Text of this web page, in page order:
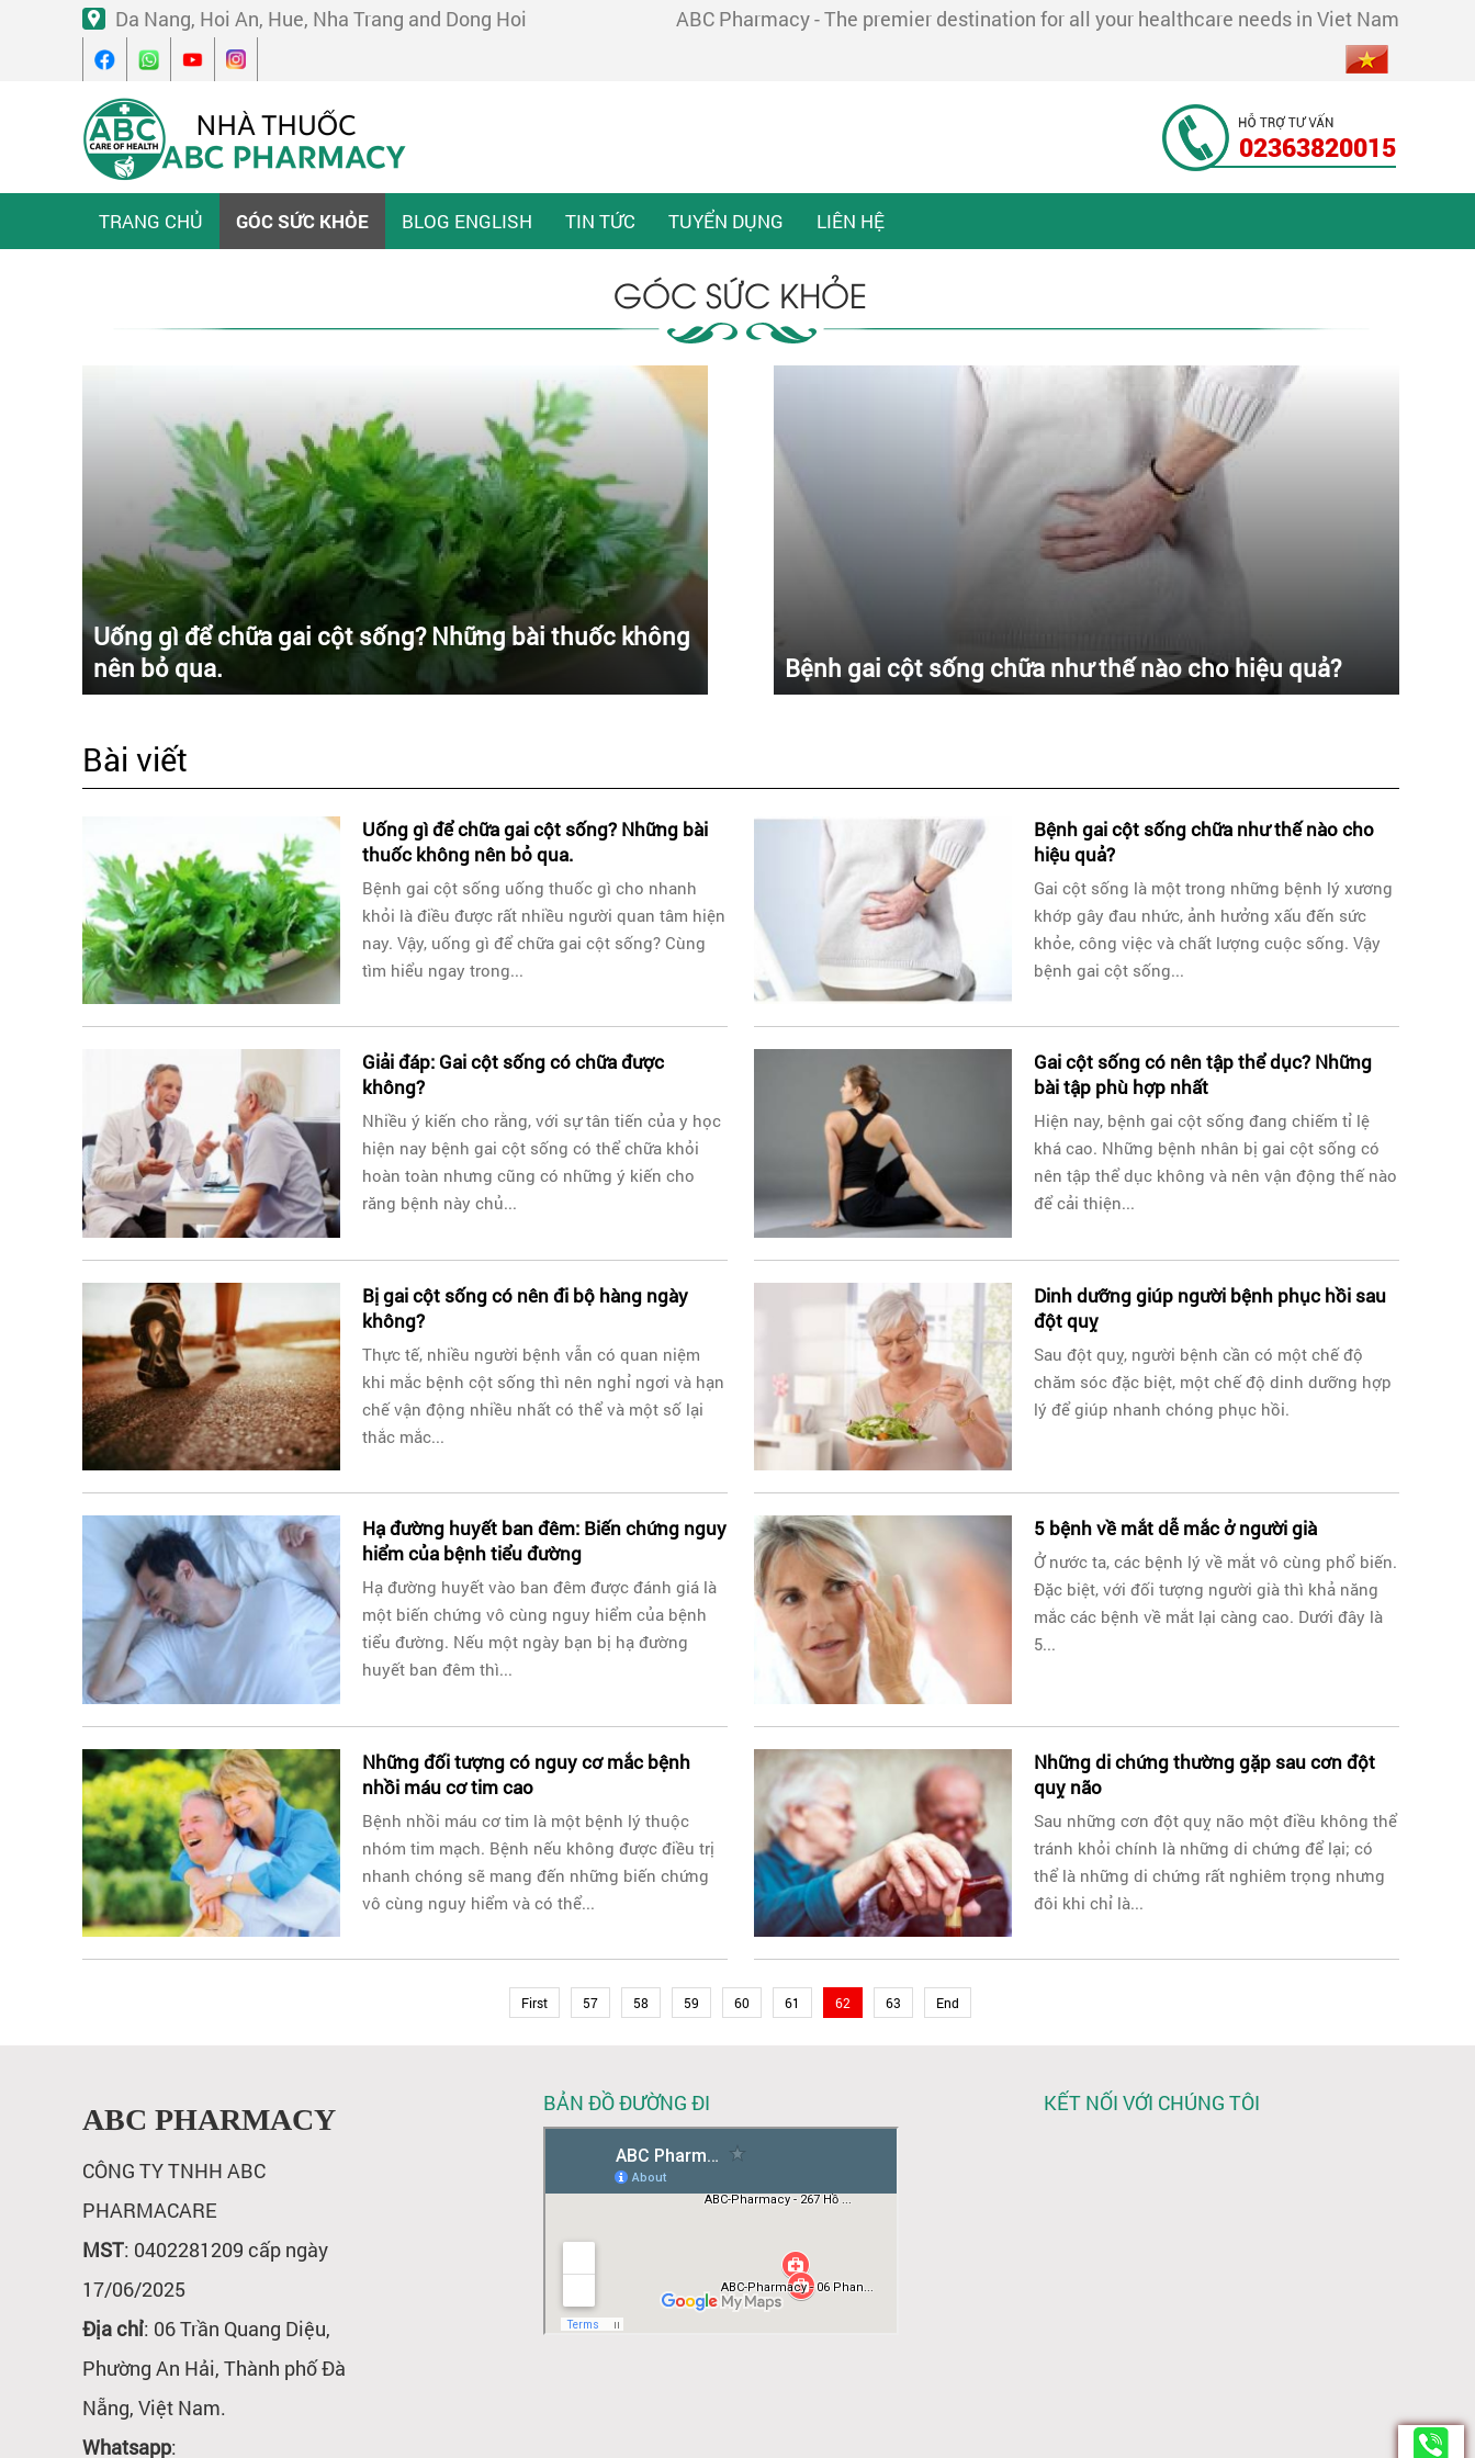
Da Nang, Hoi An, Hue, Nha Trang and Dong Hoi ABC Pharmacy - The premier destination for all your healthcare needs in Viet Nam
02363820015
TRANG CHỦ GÓC SỨC KHỎE BLOG ENGLISH TIN TỨC TUYỂN DỤNG LIÊN HỆ
GÓC SỨC KHỎE
Uống gì để chữa gai cột sống? Những bài thuốc không
nên bỏ qua.
Bệnh gai cột sống chữa như thế nào cho hiệu quả?
Bài viết
Uống gì để chữa gai cột sống? Những bài
thuốc không nên bỏ qua.
Bệnh gai cột sống uống thuốc gì cho nhanh
khỏi là điều được rất nhiều người quan tâm hiện
nay. Vậy, uống gì để chữa gai cột sống? Cùng
tìm hiểu ngay trong...
Bệnh gai cột sống chữa như thế nào cho
hiệu quả?
Gai cột sống là một trong những bệnh lý xương
khớp gây đau nhức, ảnh hưởng xấu đến sức
khỏe, công việc và chất lượng cuộc sống. Vậy
bệnh gai cột sống...
Giải đáp: Gai cột sống có chữa được
không?
Nhiều ý kiến cho rằng, với sự tân tiến của y học
hiện nay bệnh gai cột sống có thể chữa khỏi
hoàn toàn nhưng cũng có những ý kiến cho
răng bệnh này chủ...
Gai cột sống có nên tập thể dục? Những
bài tập phù hợp nhất
Hiện nay, bệnh gai cột sống đang chiếm tỉ lệ
khá cao. Những bệnh nhân bị gai cột sống có
nên tập thể dục không và nên vận động thế nào
để cải thiện...
Bị gai cột sống có nên đi bộ hàng ngày
không?
Thực tế, nhiều người bệnh vẫn có quan niệm
khi mắc bệnh cột sống thì nên nghỉ ngơi và hạn
chế vận động nhiều nhất có thể và một số lại
thắc mắc...
Dinh dưỡng giúp người bệnh phục hồi sau
đột quỵ
Sau đột quỵ, người bệnh cần có một chế độ
chăm sóc đặc biệt, một chế độ dinh dưỡng hợp
lý để giúp nhanh chóng phục hồi.
Hạ đường huyết ban đêm: Biến chứng nguy
hiểm của bệnh tiểu đường
Hạ đường huyết vào ban đêm được đánh giá là
một biến chứng vô cùng nguy hiểm của bệnh
tiểu đường. Nếu một ngày bạn bị hạ đường
huyết ban đêm thì...
5 bệnh về mắt dễ mắc ở người già
Ở nước ta, các bệnh lý về mắt vô cùng phổ biến.
Đặc biệt, với đối tượng người già thì khả năng
mắc các bệnh về mắt lại càng cao. Dưới đây là
5...
Những đối tượng có nguy cơ mắc bệnh
nhồi máu cơ tim cao
Bệnh nhồi máu cơ tim là một bệnh lý thuộc
nhóm tim mạch. Bệnh nếu không được điều trị
nhanh chóng sẽ mang đến những biến chứng
vô cùng nguy hiểm và có thể...
Những di chứng thường gặp sau cơn đột
quỵ não
Sau những cơn đột quỵ não một điều không thể
tránh khỏi chính là những di chứng để lại; có
thể là những di chứng rất nghiêm trọng nhưng
đôi khi chỉ là...
First 57 58 59 60 61 62 63 End
ABC PHARMACY
CÔNG TY TNHH ABC
PHARMACARE
MST: 0402281209 cấp ngày
17/06/2025
Địa chỉ: 06 Trần Quang Diệu,
Phường An Hải, Thành phố Đà
Nẵng, Việt Nam.
Whatsapp:
BẢN ĐỒ ĐƯỜNG ĐI KẾT NỐI VỚI CHÚNG TÔI